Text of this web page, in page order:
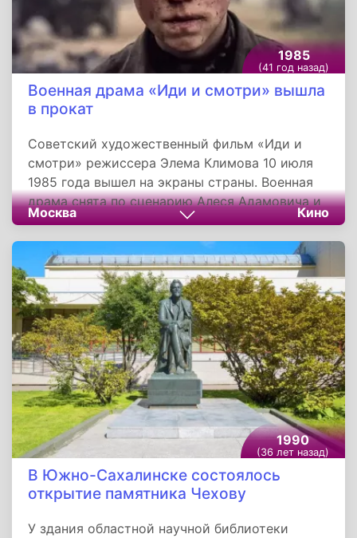
1985
(41 год назад)
Военная драма «Иди и смотри» вышла
в прокат
Советский художественный фильм «Иди и
смотри» режиссера Элема Климова 10 июля
1985 года вышел на экраны страны. Военная
драма снята по сценарию Алеся Адамовича и
самого Климова совместными усилиями
киностудий «Беларусьфильм» и «Мосфильм».
Действие кинокартины разворачивается на
территории Белоруссии в 1943 году. В центре
сюжета - белорусский мальчик, который
становится свидетелем ужасов нацистской
карательной акции, в течение двух дней
превращаясь из жизнерадостного подростка
в седого старика.
Москва Кино
1990
(36 лет назад)
В Южно-Сахалинске состоялось
открытие памятника Чехову
У здания областной научной библиотеки